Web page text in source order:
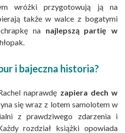
wróżki przygotowują ją na
także w walce z bogatymi
na najlepszą partię w
i bajeczna historia?
naprawdę zapiera dech w
się wraz z lotem samolotem w
z prawdziwego zdarzenia i
rozdział książki opowiada